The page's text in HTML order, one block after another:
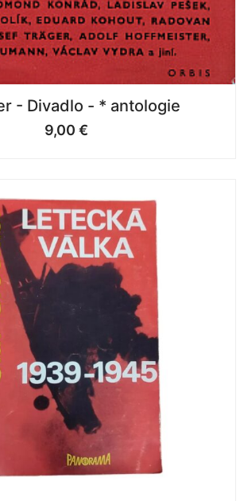
- Divadlo - * antologie
9,00 €